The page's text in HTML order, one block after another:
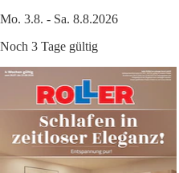
Mo. 3.8. - Sa. 8.8.2026
Noch 3 Tage gültig